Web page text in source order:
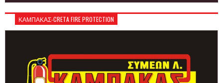
ΚΑΜΠΑΚΑΣ-CRETA FIRE PROTECTION